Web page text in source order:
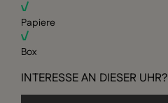
Papiere
Box
INTERESSE AN DIESER UHR?